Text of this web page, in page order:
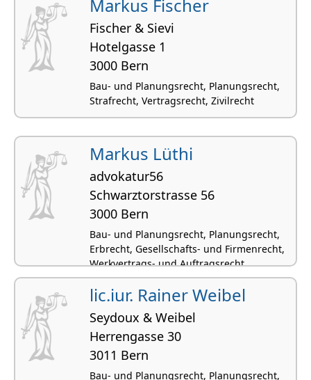
Markus Fischer
Fischer & Sievi
Hotelgasse 1
3000 Bern
Bau- und Planungsrecht, Planungsrecht,
Strafrecht, Vertragsrecht, Zivilrecht
Markus Lüthi
advokatur56
Schwarztorstrasse 56
3000 Bern
Bau- und Planungsrecht, Planungsrecht,
Erbrecht, Gesellschafts- und Firmenrecht,
Werkvertrags- und Auftragsrecht
lic.iur. Rainer Weibel
Seydoux & Weibel
Herrengasse 30
3011 Bern
Bau- und Planungsrecht, Planungsrecht,